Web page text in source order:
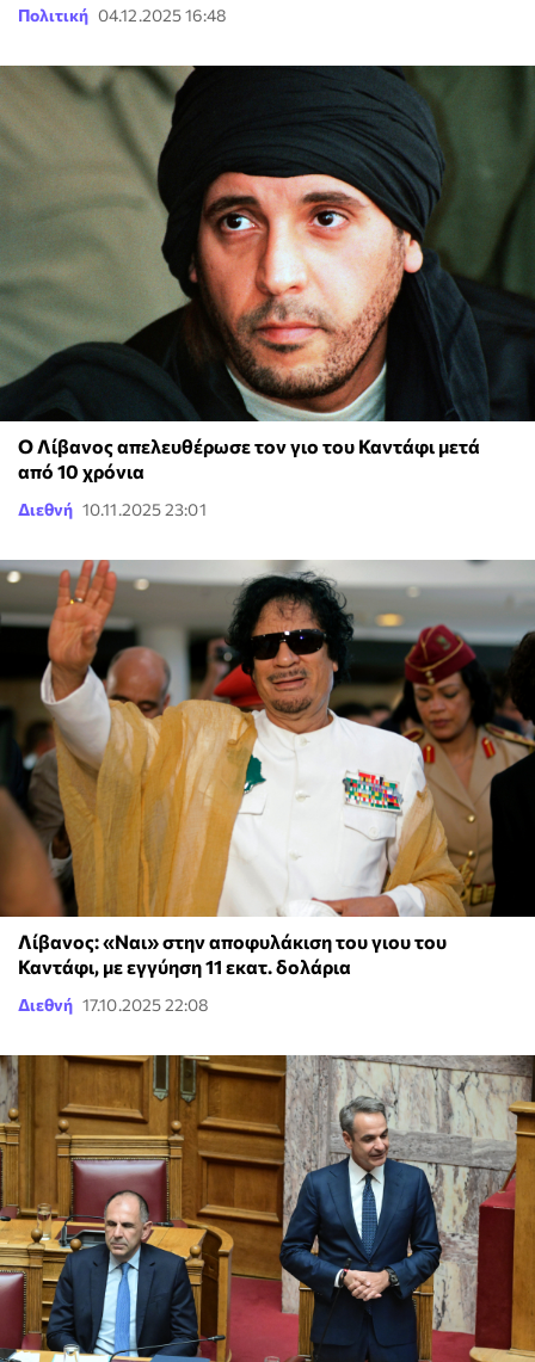
Πολιτική 04.12.2025 16:48
Ο Λίβανος απελευθέρωσε τον γιο του Καντάφι μετά
από 10 χρόνια
Διεθνή 10.11.2025 23:01
Λίβανος: «Ναι» στην αποφυλάκιση του γιου του
Καντάφι, με εγγύηση 11 εκατ. δολάρια
Διεθνή 17.10.2025 22:08